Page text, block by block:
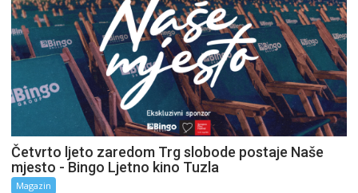
Četvrto ljeto zaredom Trg slobode postaje Naše
mjesto - Bingo Ljetno kino Tuzla
Magazin